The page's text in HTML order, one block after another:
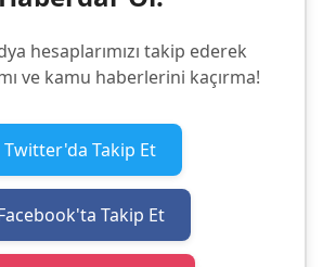
hesaplarımızı takip ederek
ve kamu haberlerini kaçırma!
Twitter'da Takip Et
Takip Et